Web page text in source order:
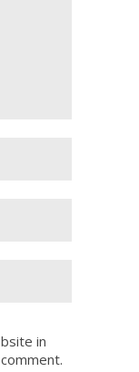
in